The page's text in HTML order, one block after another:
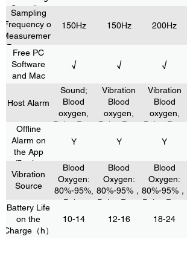
Sampling
Rate
Sampling
Frequency of
Measurement
Parameters
150Hz 150Hz 200Hz
Free PC
Software
and Mac
√ √ √
Host Alarm
Sound;
Blood
oxygen,
Pulse Rate
Vibration
Blood
oxygen,
Pulse Rate
Vibration
Blood
oxygen,
Pulse Rate
Offline
Alarm on
the App
/Device
Y Y Y
Vibration
Source
Blood
Oxygen:
80%-95%,
Pulse
70, 70-200
Blood
Oxygen:
80%-95%，
Pulse Rate:
200
Blood
Oxygen:
80%-95%，
Pulse Rate:
200
Battery Life
on the
Charge（h）
10-14 12-16 18-24